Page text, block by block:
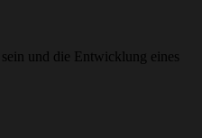
und die Entwicklung eines